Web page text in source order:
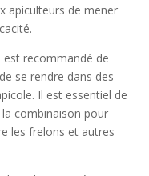
apiculteurs de mener
recommandé de
se rendre dans des
Il est essentiel de
la combinaison pour
les frelons et autres